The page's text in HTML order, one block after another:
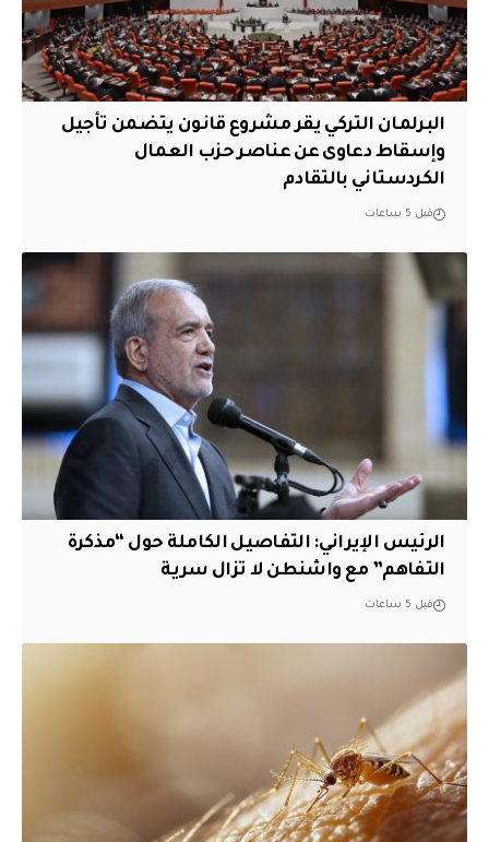
البرلمان التركي يقر مشروع قانون يتضمن تأجيل
وإسقاط دعاوى عن عناصر حزب العمال
الكردستاني بالتقادم
قبل 5 ساعات
الرئيس الإيراني: التفاصيل الكاملة حول “مذكرة
التفاهم” مع واشنطن لا تزال سرية
قبل 5 ساعات